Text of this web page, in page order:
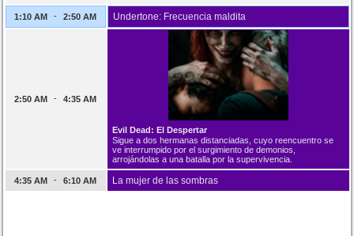
1:10 AM - 2:50 AM Undertone: Frecuencia maldita
2:50 AM - 4:35 AM
Evil Dead: El Despertar
Sigue a dos hermanas distanciadas, cuyo reencuentro se
ve interrumpido por el surgimiento de demonios,
arrojándolas a una batalla por la supervivencia.
4:35 AM - 6:10 AM La mujer de las sombras